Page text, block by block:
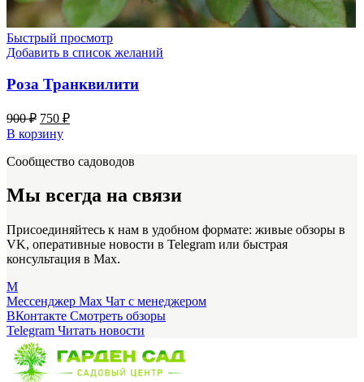
Быстрый просмотр
Добавить в список желаний
Роза Транквилити
900₽ Первоначальная
цена
составляла
900 ₽.
750 ₽Текущая
В корзину
Сообщество садоводов
Мы всегда на связи
Присоединяйтесь к нам в удобном формате: живые обзоры в
VK, оперативные новости в Telegram или быстрая
консультация в Max.
M
Мессенджер Max Чат с менеджером
ВКонтакте Смотреть обзоры
Telegram Читать новости